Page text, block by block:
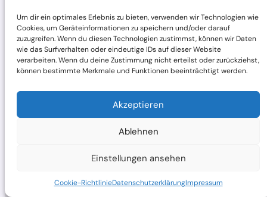
Um dir ein optimales Erlebnis zu bieten, verwenden wir Technologien wie
Cookies, um Geräteinformationen zu speichern und/oder darauf
zuzugreifen. Wenn du diesen Technologien zustimmst, können wir Daten
wie das Surfverhalten oder eindeutige IDs auf dieser Website
verarbeiten. Wenn du deine Zustimmung nicht erteilst oder zurückziehst,
können bestimmte Merkmale und Funktionen beeinträchtigt werden.
Akzeptieren
Ablehnen
Einstellungen ansehen
Cookie-RichtlinieDatenschutzerklärungImpressum
© 2024 Alle Rechte vorbehalten
Impressum
Datenschutzerklärung